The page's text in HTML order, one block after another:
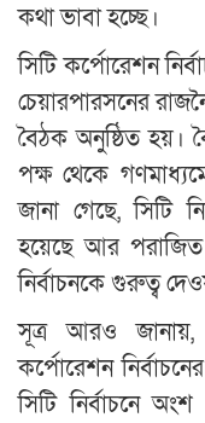
কথা ভাবা হচ্ছে।
সিটি কর্পোরেশন
চেয়ারপারসনের
বৈঠক অনুষ্ঠিত হয়।
পক্ষ থেকে
জানা গেছে, সিটি
হয়েছে আর
নির্বাচনকে গুরুত্ব
সূত্র আরও
কর্পোরেশন
সিটি নির্বাচনে অংশ